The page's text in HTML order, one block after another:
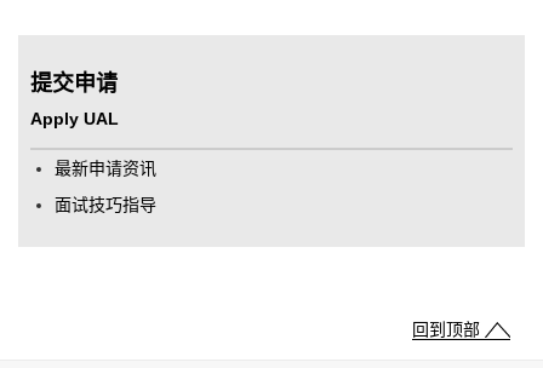
提交申请
Apply UAL
最新申请资讯
面试技巧指导
回到顶部